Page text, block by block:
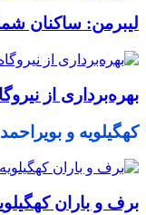
لیبرمن: ساکنان شمال اسرائیل هر
بهره‌برداری از نیروگاه خورشیدی ۵
کهگیلویه و
برف و باران